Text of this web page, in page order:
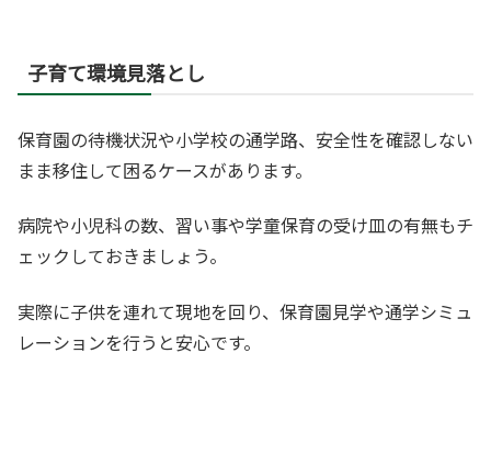
子育て環境見落とし
保育園の待機状況や小学校の通学路、安全性を確認しない
まま移住して困るケースがあります。
病院や小児科の数、習い事や学童保育の受け皿の有無もチ
ェックしておきましょう。
実際に子供を連れて現地を回り、保育園見学や通学シミュ
レーションを行うと安心です。